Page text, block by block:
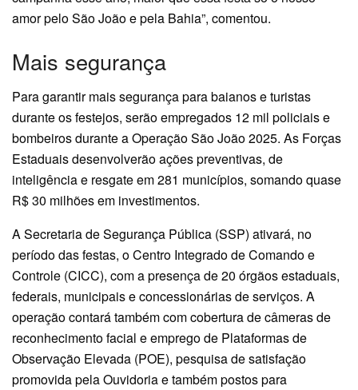
amor pelo São João e pela Bahia”, comentou.
Mais segurança
Para garantir mais segurança para baianos e turistas
durante os festejos, serão empregados 12 mil policiais e
bombeiros durante a Operação São João 2025. As Forças
Estaduais desenvolverão ações preventivas, de
inteligência e resgate em 281 municípios, somando quase
R$ 30 milhões em investimentos.
A Secretaria de Segurança Pública (SSP) ativará, no
período das festas, o Centro Integrado de Comando e
Controle (CICC), com a presença de 20 órgãos estaduais,
federais, municipais e concessionárias de serviços. A
operação contará também com cobertura de câmeras de
reconhecimento facial e emprego de Plataformas de
Observação Elevada (POE), pesquisa de satisfação
promovida pela Ouvidoria e também postos para